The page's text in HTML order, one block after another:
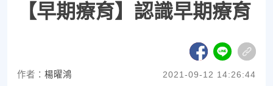
【早期療育】認識早期療育
作者： 楊曜鴻 2021-09-12 14:26:44